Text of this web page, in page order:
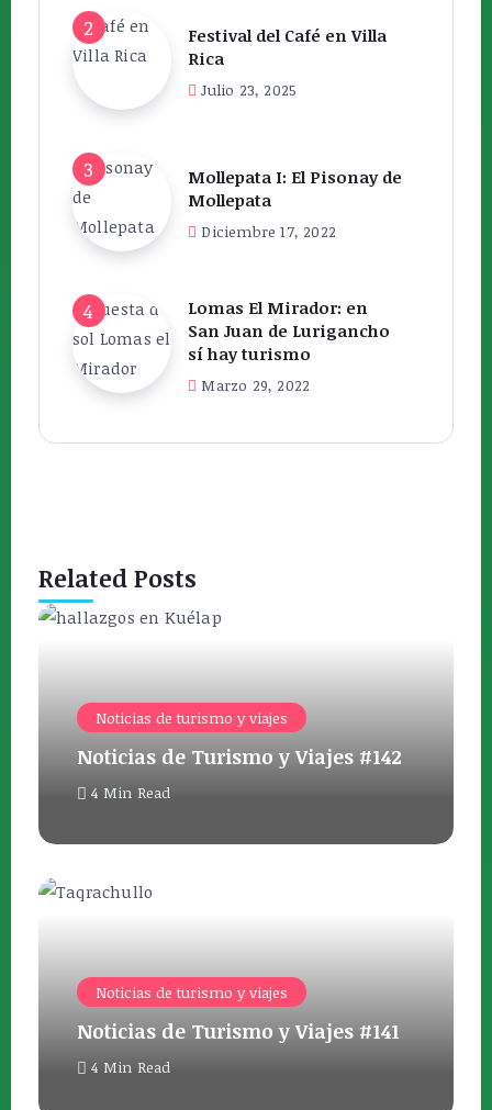
Festival del Café en Villa
Rica
Julio 23, 2025
Mollepata I: El Pisonay de
Mollepata
Diciembre 17, 2022
Lomas El Mirador: en
San Juan de Lurigancho
sí hay turismo
Marzo 29, 2022
Related Posts
Noticias de turismo y viajes
Noticias de Turismo y Viajes #142
4 Min Read
Noticias de turismo y viajes
Noticias de Turismo y Viajes #141
4 Min Read